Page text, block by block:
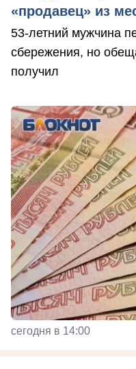
«продавец» из
53-летний мужчина
сбережения, но
получил
сегодня в 14:00